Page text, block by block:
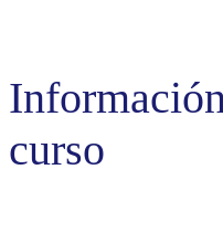
curso